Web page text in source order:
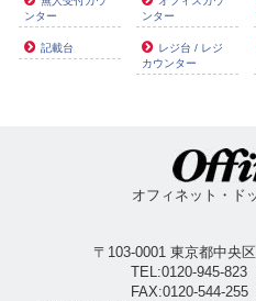
ンター
ンター
記載台
レジ台 / レジ
カウンター
オフィネット・ド
〒103-0001 東京都中央
TEL:0120-945-823
FAX:0120-544-255